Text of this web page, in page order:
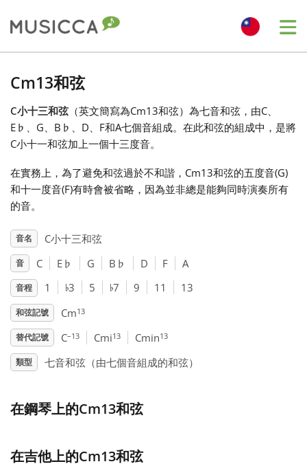
Български
English
Español
Français
Cm13和弦
C小十三和弦 （英文簡寫為Cm13和弦）為七音和弦，由C、
E ♭ 、G、B ♭ 、D、F和A七個音組成。在此和弦的組成中，是將
C小十一和弦加上一個十三度音。
在實務上，為了避免和弦過於不和諧，Cm13和弦的五度音(G)
和十一度音(F)有時會被省略，因為並非總是能夠同時演奏所有
的音。
音名 C小十三和弦
音 C E ♭ G B ♭ D F A
音程 1 ♭3 5 ♭7 9 11 13
和弦記號 Cm13
替代記號 C–13 Cmi13 Cmin13
類型 七音和弦（由七個音組成的和弦）
在鋼琴上的Cm13和弦
在吉他上的Cm13和弦